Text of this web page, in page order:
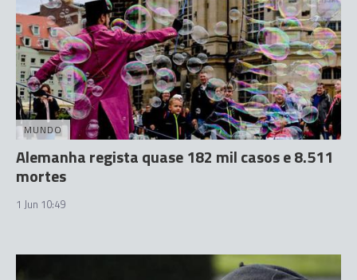
MUNDO
Alemanha regista quase 182 mil casos e 8.511
mortes
1 Jun 10:49